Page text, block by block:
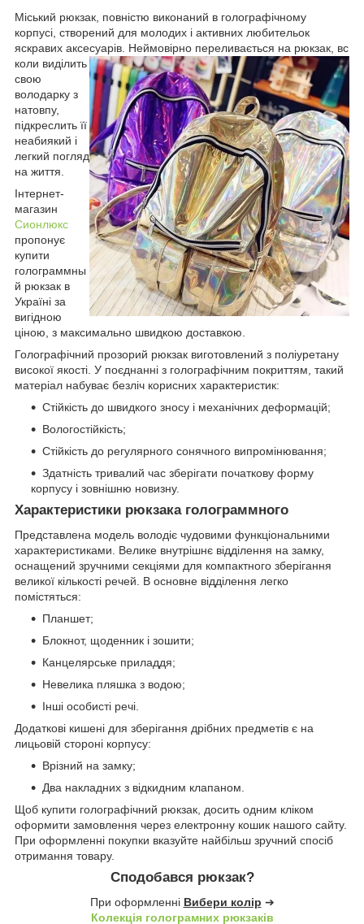
Міський рюкзак, повністю виконаний в голографічному
корпусі, створений для молодих і активних любительок
яскравих аксесуарів. Неймовірно переливається на рюкзак, вс
коли виділить
свою
володарку з
натовпу,
підкреслить її
неабиякий і
легкий погляд
на життя.
Інтернет-
магазин
Сионлюкс
пропонує
купити
голограммны
й рюкзак в
Україні за
вигідною
ціною, з максимально швидкою доставкою.
Голографічний прозорий рюкзак виготовлений з поліуретану
високої якості. У поєднанні з голографічним покриттям, такий
матеріал набуває безліч корисних характеристик:
Стійкість до швидкого зносу і механічних деформацій;
Вологостійкість;
Стійкість до регулярного сонячного випромінювання;
Здатність тривалий час зберігати початкову форму
корпусу і зовнішню новизну.
Характеристики рюкзака голограммного
Представлена модель володіє чудовими функціональними
характеристиками. Велике внутрішнє відділення на замку,
оснащений зручними секціями для компактного зберігання
великої кількості речей. В основне відділення легко
помістяться:
Планшет;
Блокнот, щоденник і зошити;
Канцелярське приладдя;
Невелика пляшка з водою;
Інші особисті речі.
Додаткові кишені для зберігання дрібних предметів є на
лицьовій стороні корпусу:
Врізний на замку;
Два накладних з відкидним клапаном.
Щоб купити голографічний рюкзак, досить одним кліком
оформити замовлення через електронну кошик нашого сайту.
При оформленні покупки вказуйте найбільш зручний спосіб
отримання товару.
Сподобався рюкзак?
При оформленні Вибери колір ➔
Колекція голограмних рюкзаків